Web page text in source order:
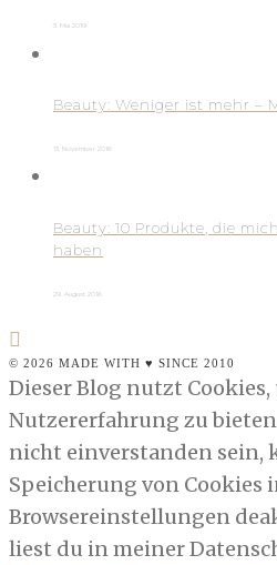
3. Mai 2019
Beauty: Weniger ist mehr –
13. November 2016
Beauty: 10 Produkte, die
haben
29. August 2016
© 2026 MADE WITH ♥ SINCE 2010
Dieser Blog nutzt
Nutzererfahrung zu
nicht einverstanden sein,
Speicherung von Cookies
Browsereinstellungen
liest du in meiner